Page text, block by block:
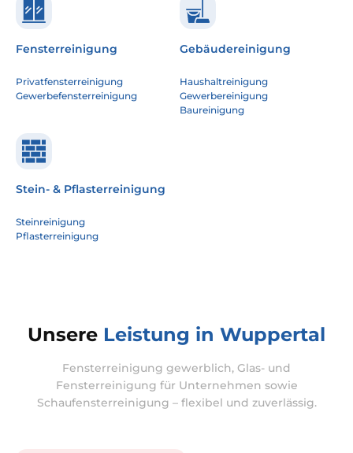
Fensterreinigung
Privatfensterreinigung
Gewerbefensterreinigung
Gebäudereinigung
Haushaltreinigung
Gewerbereinigung
Baureinigung
Stein- & Pflasterreinigung
Steinreinigung
Pflasterreinigung
Unsere Leistung in Wuppertal
Fensterreinigung gewerblich, Glas- und
Fensterreinigung für Unternehmen sowie
Schaufensterreinigung – flexibel und zuverlässig.